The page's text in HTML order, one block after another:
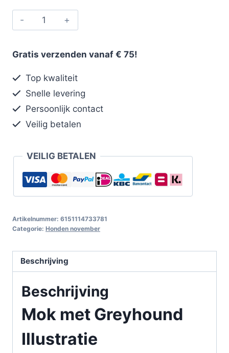
Gratis verzenden vanaf € 75!
Top kwaliteit
Snelle levering
Persoonlijk contact
Veilig betalen
VEILIG BETALEN
Artikelnummer: 6151114733781
Categorie: Honden november
Beschrijving
Beschrijving
Mok met Greyhound
Illustratie